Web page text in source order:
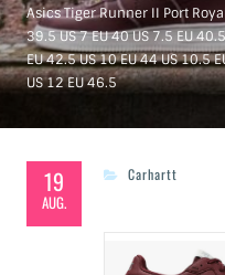
Asics Tiger Runner II Port
39.5 US 7 EU 40 US 7.5 EU
EU 42.5 US 10 EU 44 US 10.5
US 12 EU 46.5
19
AUG.
Carhartt